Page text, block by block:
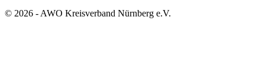
© 2026 - AWO Kreisverband Nürnberg e.V.